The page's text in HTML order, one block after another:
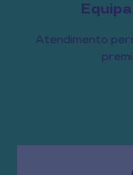
Atendimento